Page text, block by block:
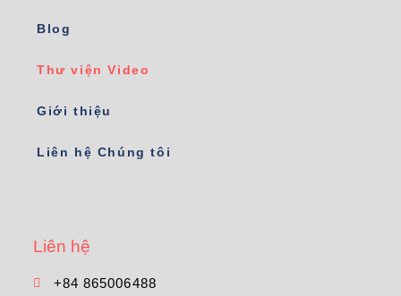
Blog
Thư viện Video
Giới thiệu
Liên hệ Chúng tôi
Liên hệ
+84 865006488